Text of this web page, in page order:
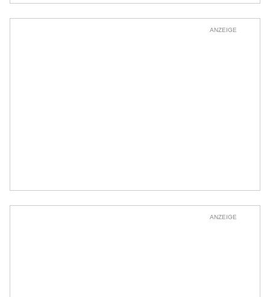
ANZEIGE
ANZEIGE